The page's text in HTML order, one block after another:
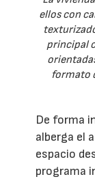
ellos con
principal
formato
De forma
alberga el
espacio
programa